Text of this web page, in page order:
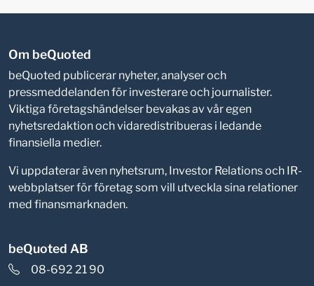
Om beQuoted
beQuoted publicerar nyheter, analyser och
pressmeddelanden för investerare och journalister.
Viktiga företagshändelser bevakas av vår egen
nyhetsredaktion och vidaredistribueras i ledande
finansiella medier.
Vi uppdaterar även nyhetsrum, Investor Relations och IR-
webbplatser för företag som vill utveckla sina relationer
med finansmarknaden.
beQuoted AB
08-692 21 90